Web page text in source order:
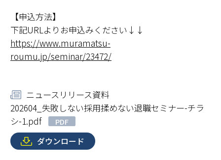
【申込方法】
下記URLよりお申込みください↓↓
https://www.muramatsu-
roumu.jp/seminar/23472/
ニュースリリース資料
202604_失敗しない採用揉めない退職セミナー-チラ
シ-1.pdf
PDF
ダウンロード